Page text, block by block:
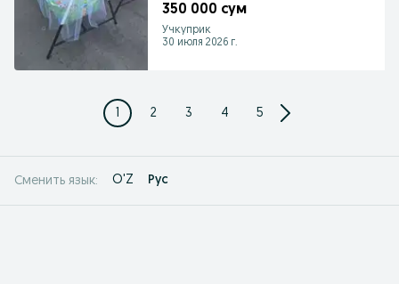
350 000 сум
Учкуприк
30 июля 2026 г.
1 2 3 4 5
Сменить язык: O'Z Рус